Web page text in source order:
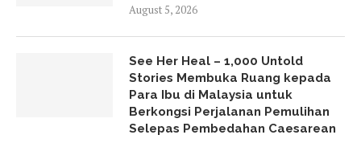
August 5, 2026
See Her Heal – 1,000 Untold
Stories Membuka Ruang kepada
Para Ibu di Malaysia untuk
Berkongsi Perjalanan Pemulihan
Selepas Pembedahan Caesarean